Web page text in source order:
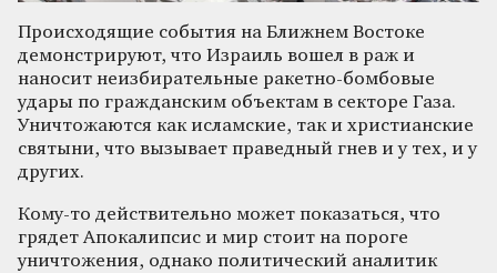
Происходящие события на Ближнем Востоке
демонстрируют, что Израиль вошел в раж и
наносит неизбирательные ракетно-бомбовые
удары по гражданским объектам в секторе Газа.
Уничтожаются как исламские, так и христианские
святыни, что вызывает праведный гнев и у тех, и у
других.
Кому-то действительно может показаться, что
грядет Апокалипсис и мир стоит на пороге
уничтожения, однако политический аналитик